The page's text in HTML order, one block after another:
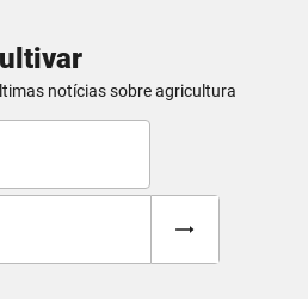
notícias sobre agricultura